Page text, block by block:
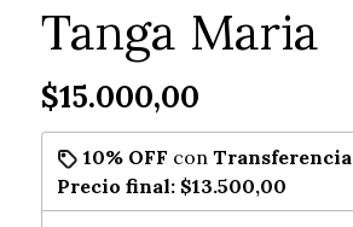
Tanga Maria
$15.000,00
10% OFF con Transferencia
Precio final: $13.500,00